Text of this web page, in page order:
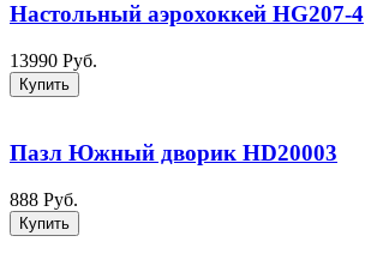
Настольный аэрохоккей HG207-4
13990 Руб.
Купить
Пазл Южный дворик HD20003
888 Руб.
Купить